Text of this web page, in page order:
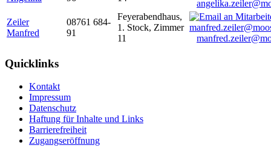
Zeiler
Manfred
08761 684-
91
Feyerabendhaus,
1. Stock, Zimmer
11
Quicklinks
Kontakt
Impressum
Datenschutz
Haftung für Inhalte und Links
Barrierefreiheit
Zugangseröffnung